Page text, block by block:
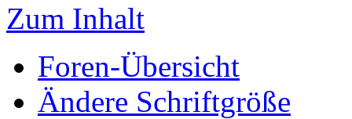
Zum Inhalt
Foren-Übersicht
Ändere Schriftgröße